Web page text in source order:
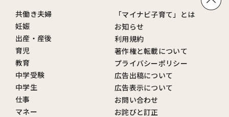
共働き夫婦
妊娠
出産・産後
育児
教育
中学受験
中学生
仕事
マネー
「マイナビ子育て」とは
お知らせ
利用規約
著作権と転載について
プライバシーポリシー
広告出稿について
広告表示について
お問い合わせ
お詫びと訂正